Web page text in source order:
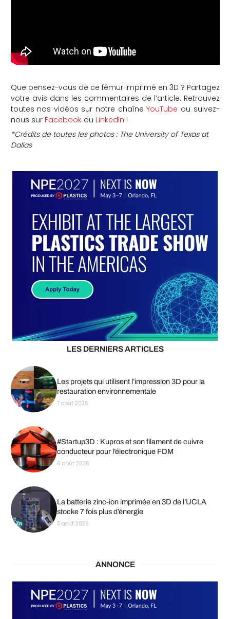
Que pensez-vous de ce fémur imprimé en 3D ? Partagez
votre avis dans les commentaires de l’article. Retrouvez
toutes nos vidéos sur notre chaîneYouTube ou suivez-
nous sur Facebookou LinkedIn !
*Crédits de toutes les photos : The University of Texas at
Dallas
LES DERNIERS ARTICLES
Les projets qui utilisent l’impression 3D pour la
restauration environnementale
7 août 2026
#Startup3D : Kupros et son filament de cuivre
conducteur pour l’électronique FDM
6 août 2026
La batterie zinc-ion imprimée en 3D de l’UCLA
stocke 7 fois plus d’énergie
5 août 2026
ANNONCE